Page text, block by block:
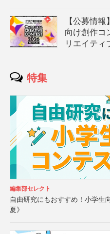
【公募情
向け創作コ
リエイティ
特集
編集部セレクト
自由研究にもおすすめ！小学生
夏》